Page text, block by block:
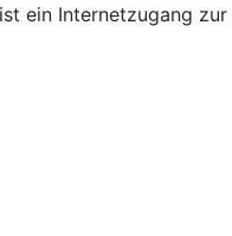
ein Internetzugang zur